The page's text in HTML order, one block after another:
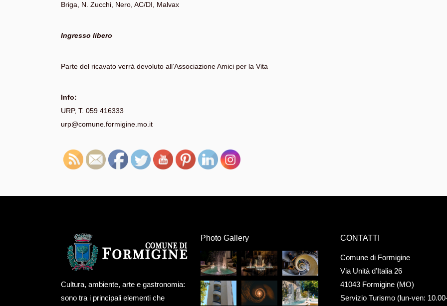
Briga, N. Zucchi, Nero, AC/DI, Malvax
Ingresso libero
Parte del ricavato verrà devoluto all’Associazione Amici per la Vita
Info:
URP, T. 059 416333
urp@comune.formigine.mo.it
Cultura, ambiente, arte e gastronomia:
sono tra i principali elementi che
Photo Gallery CONTATTI
Comune di Formigine
Via Unità d’Italia 26
41043 Formigine (MO)
Servizio Turismo (lun-ven: